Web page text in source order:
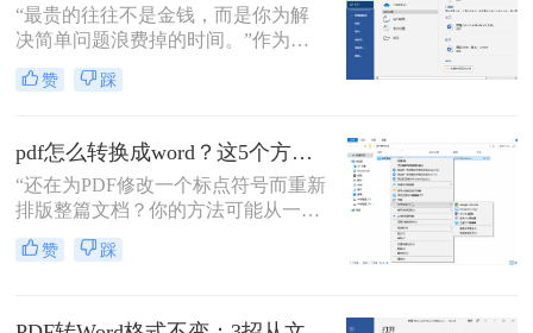
对排版要求高不高。本文就按不同场
景，把我自己实际用过、觉得靠谱的
转、批量处理、以及对排版要求高时
了。
“最贵的往往不是金钱，而是你为解
决简单问题浪费掉的时间。”作为专
注电脑办公软件测评多年的博
主，“电脑怎么将pdf转换成word免
背后，是无数职场人和内容创作者面
对合同、报告、文献时，渴望高效提
取、编辑信息的真切需求。
赞 踩
pdf怎么转换成word？这5个方法亲测有效，职场人必备技能！
“还在为PDF修改一个标点符号而重新
排版整篇文档？你的方法可能从一开
始就错了。”作为一名深耕电脑办公
软件领域多年的测评博主，小编每天
赞 踩